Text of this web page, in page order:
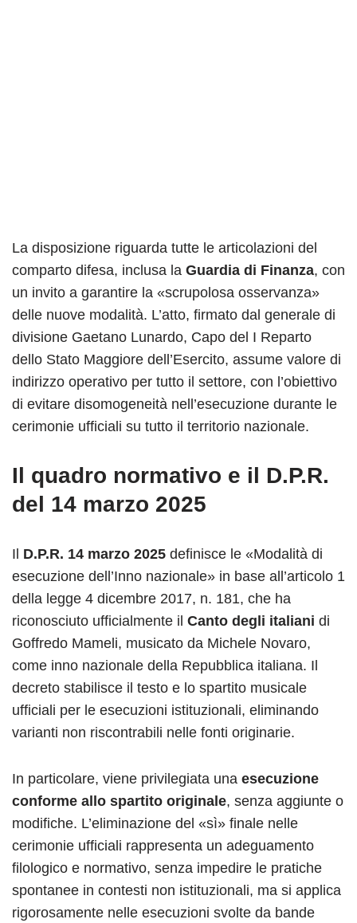
La disposizione riguarda tutte le articolazioni del
comparto difesa, inclusa la Guardia di Finanza, con
un invito a garantire la «scrupolosa osservanza»
delle nuove modalità. L’atto, firmato dal generale di
divisione Gaetano Lunardo, Capo del I Reparto
dello Stato Maggiore dell’Esercito, assume valore di
indirizzo operativo per tutto il settore, con l’obiettivo
di evitare disomogeneità nell’esecuzione durante le
cerimonie ufficiali su tutto il territorio nazionale.
Il quadro normativo e il D.P.R.
del 14 marzo 2025
Il D.P.R. 14 marzo 2025 definisce le «Modalità di
esecuzione dell’Inno nazionale» in base all’articolo 1
della legge 4 dicembre 2017, n. 181, che ha
riconosciuto ufficialmente il Canto degli italiani di
Goffredo Mameli, musicato da Michele Novaro,
come inno nazionale della Repubblica italiana. Il
decreto stabilisce il testo e lo spartito musicale
ufficiali per le esecuzioni istituzionali, eliminando
varianti non riscontrabili nelle fonti originarie.
In particolare, viene privilegiata una esecuzione
conforme allo spartito originale, senza aggiunte o
modifiche. L’eliminazione del «sì» finale nelle
cerimonie ufficiali rappresenta un adeguamento
filologico e normativo, senza impedire le pratiche
spontanee in contesti non istituzionali, ma si applica
rigorosamente nelle esecuzioni svolte da bande